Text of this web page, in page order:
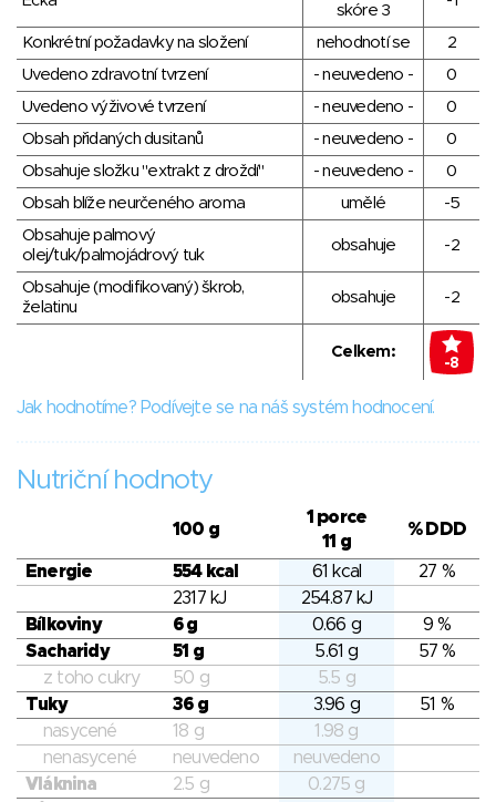
skóre 3
Konkrétní požadavky na složení nehodnotí se
2
Uvedeno zdravotní tvrzení
- neuvedeno -
0
Uvedeno výživové tvrzení
- neuvedeno -
0
Obsah přidaných dusitanů
- neuvedeno -
0
Obsahuje složku "extrakt z droždí"
- neuvedeno -
0
Obsah blíže neurčeného aroma
umělé
-5
Obsahuje palmový
olej/tuk/palmojádrový tuk
obsahuje -2
Obsahuje (modifikovaný) škrob,
želatinu
obsahuje -2
Celkem:
-8
Jak hodnotíme? Podívejte se na náš systém hodnocení.
Nutriční hodnoty
100 g
1 porce
11 g
% DDD
Energie 554 kcal 61 kcal
27 %
2317 kJ
254.87 kJ
Bílkoviny
6 g 0.66 g
9 %
Sacharidy
51 g 5.61 g
57 %
z toho cukry
50 g
5.5 g
Tuky
36 g 3.96 g
51 %
nasycené
18 g
1.98 g
nenasycené
neuvedeno
neuvedeno
Vláknina
2.5 g 0.275 g